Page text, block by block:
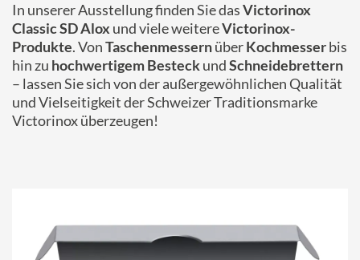
In unserer Ausstellung finden Sie dasVictorinox
Classic SD Alox und viele weitereVictorinox-
Produkte. VonTaschenmessernüberKochmesserbis
hin zu hochwertigem BesteckundSchneidebrettern
– lassen Sie sich von der außergewöhnlichen Qualität
und Vielseitigkeit der Schweizer Traditionsmarke
Victorinox überzeugen!